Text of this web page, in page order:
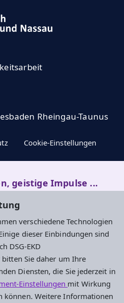
verschiedene Technologien
dieser Einbindungen sind
DSG-EKD
Sie daher um Ihre
Diensten, die Sie jederzeit in
Einstellungen mit Wirkung
können. Weitere Informationen
Rheingau-Taunus
Cookie-Einstellungen
geistige Impulse ...
Taunus